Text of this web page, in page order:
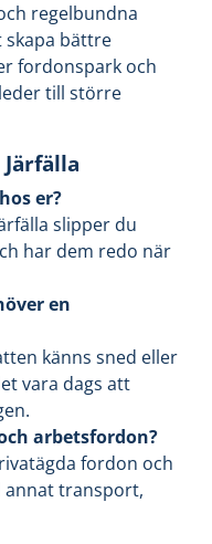
regelbundna
bättre
fordonspark och
till större
er?
slipper du
har dem redo när
en
känns sned eller
vara dags att
arbetsfordon?
fordon och
transport,